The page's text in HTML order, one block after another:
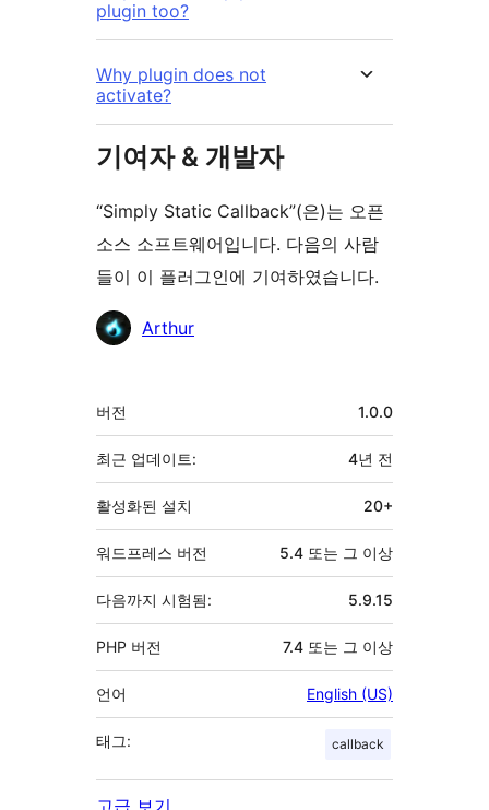
plugin too?
Why plugin does not
activate?
기여자 & 개발자
“Simply Static Callback”(은)는 오픈
소스 소프트웨어입니다. 다음의 사람
들이 이 플러그인에 기여하였습니다.
기
Arthur
기
초
버전 1.0.0
최근 업데이트: 4년 전
활성화된 설치 20+
워드프레스 버전 5.4 또는 그 이상
다음까지 시험됨: 5.9.15
PHP 버전 7.4 또는 그 이상
언어 English (US)
태그: callback